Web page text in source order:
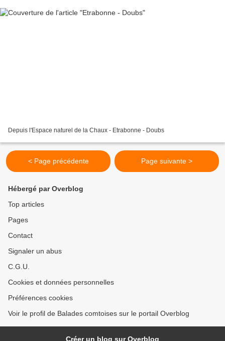
Depuis l'Espace naturel de la Chaux - Etrabonne - Doubs
< Page précédente Page suivante >
Hébergé par Overblog
Top articles
Pages
Contact
Signaler un abus
C.G.U.
Cookies et données personnelles
Préférences cookies
Voir le profil de Balades comtoises sur le portail Overblog
Créer un blog sur Overblog